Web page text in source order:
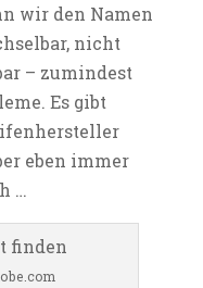
wir den Namen
nicht
– zumindest
Es gibt
eben immer
…